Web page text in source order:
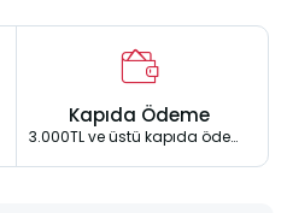
Kapıda Ödeme
3.000TL ve üstü kapıda ödeme